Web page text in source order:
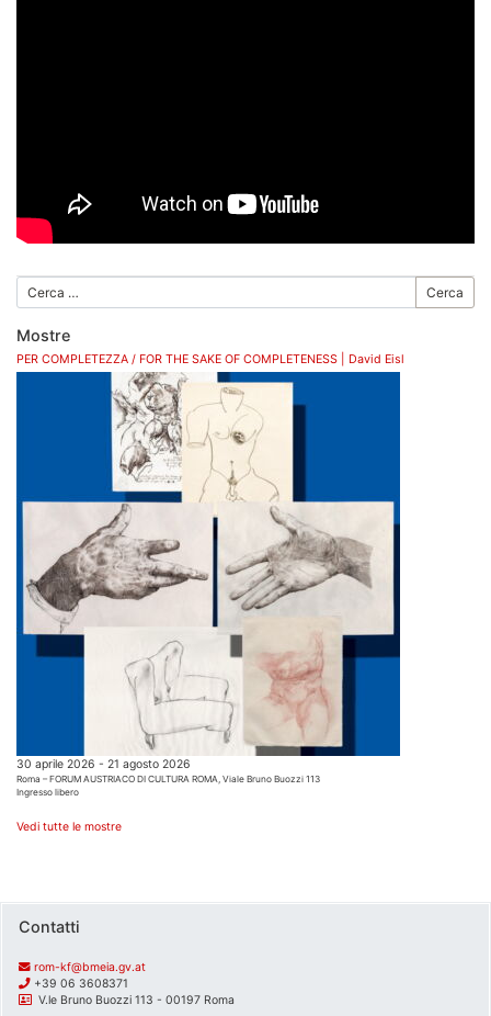
Cerca
Mostre
PER COMPLETEZZA / FOR THE SAKE OF COMPLETENESS | David Eisl
30 aprile 2026 - 21 agosto 2026
Roma – FORUM AUSTRIACO DI CULTURA ROMA, Viale Bruno Buozzi 113
Ingresso libero
Vedi tutte le mostre
Contatti
rom-kf@bmeia.gv.at
+39 06 3608371
V.le Bruno Buozzi 113 - 00197 Roma